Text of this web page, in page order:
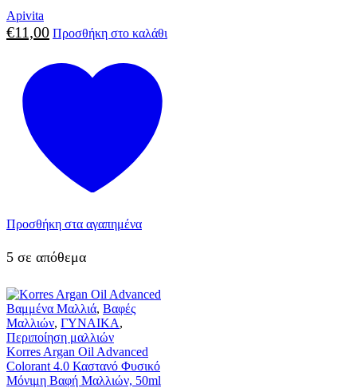
Apivita
€11,00 Προσθήκη στο καλάθι
Προσθήκη στα αγαπημένα
5 σε απόθεμα
Βαμμένα Μαλλιά, Βαφές
Μαλλιών, ΓΥΝΑΙΚΑ,
Περιποίηση μαλλιών
Korres Argan Oil Advanced
Colorant 4.0 Καστανό Φυσικό
Μόνιμη Βαφή Μαλλιών, 50ml